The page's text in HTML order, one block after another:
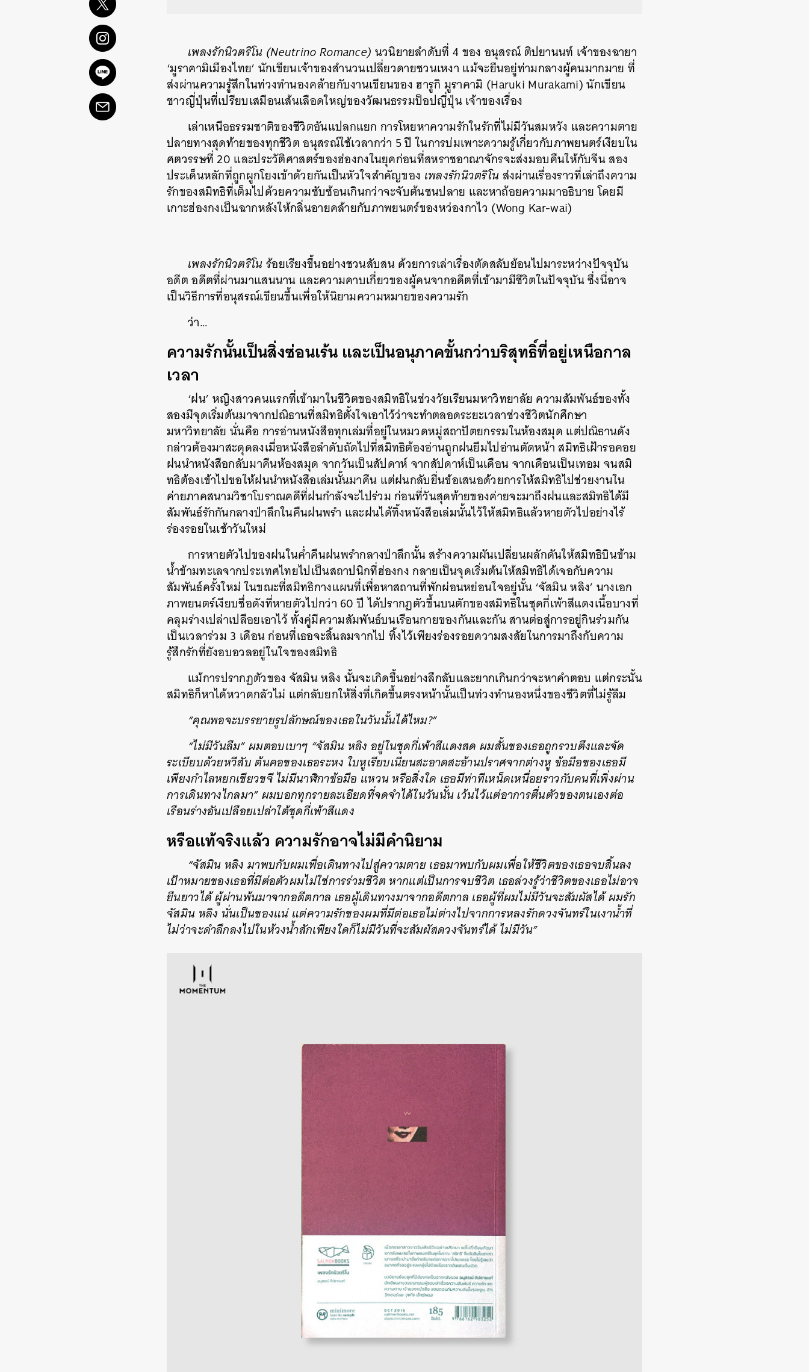
เพลงรักนิวตริโน (Neutrino Romance) นวนิยายลำดับที่ 4 ของ อนุสรณ์ ติปยานนท์ เจ้าของฉายา
‘มูราคามิเมืองไทย’ นักเขียนเจ้าของสำนวนเปลี่ยวดายชวนเหงา แม้จะยืนอยู่ท่ามกลางผู้คนมากมาย ที่
ส่งผ่านความรู้สึกในท่วงทำนองคล้ายกับงานเขียนของ ฮารูกิ มูราคามิ (Haruki Murakami) นักเขียน
ชาวญี่ปุ่นที่เปรียบเสมือนเส้นเลือดใหญ่ของวัฒนธรรมป็อปญี่ปุ่น เจ้าของเรื่อง
เล่าเหนือธรรมชาติของชีวิตอันแปลกแยก การโหยหาความรักในรักที่ไม่มีวันสมหวัง และความตาย
ปลายทางสุดท้ายของทุกชีวิต อนุสรณ์ใช้เวลากว่า 5 ปี ในการบ่มเพาะความรู้เกี่ยวกับภาพยนตร์เงียบใน
ศตวรรษที่ 20 และประวัติศาสตร์ของฮ่องกงในยุคก่อนที่สหราชอาณาจักรจะส่งมอบคืนให้กับจีน สอง
ประเด็นหลักที่ถูกผูกโยงเข้าด้วยกันเป็นหัวใจสำคัญของ เพลงรักนิวตริโนส่งผ่านเรื่องราวที่เล่าถึงความ
รักของสมิทธิที่เต็มไปด้วยความซับซ้อนเกินกว่าจะจับต้นชนปลาย และหาถ้อยความมาอธิบาย โดยมี
เกาะฮ่องกงเป็นฉากหลังให้กลิ่นอายคล้ายกับภาพยนตร์ของหว่องกาไว (Wong Kar-wai)
เพลงรักนิวตริโนร้อยเรียงขึ้นอย่างชวนสับสน ด้วยการเล่าเรื่องตัดสลับย้อนไปมาระหว่างปัจจุบัน
อดีต อดีตที่ผ่านมาแสนนาน และความคาบเกี่ยวของผู้คนจากอดีตที่เข้ามามีชีวิตในปัจจุบัน ซึ่งนี่อาจ
เป็นวิธีการที่อนุสรณ์เขียนขึ้นเพื่อให้นิยามความหมายของความรัก
ว่า…
ความรักนั้นเป็นสิ่งซ่อนเร้น และเป็นอนุภาคขั้นกว่าบริสุทธิ์ที่อยู่เหนือกาล
เวลา
‘ฝน’ หญิงสาวคนแรกที่เข้ามาในชีวิตของสมิทธิในช่วงวัยเรียนมหาวิทยาลัย ความสัมพันธ์ของทั้ง
สองมีจุดเริ่มต้นมาจากปณิธานที่สมิทธิตั้งใจเอาไว้ว่าจะทำตลอดระยะเวลาช่วงชีวิตนักศึกษา
มหาวิทยาลัย นั่นคือ การอ่านหนังสือทุกเล่มที่อยู่ในหมวดหมู่สถาปัตยกรรมในห้องสมุด แต่ปณิธานดัง
กล่าวต้องมาสะดุดลงเมื่อหนังสือลำดับถัดไปที่สมิทธิต้องอ่านถูกฝนยืมไปอ่านตัดหน้า สมิทธิเฝ้ารอคอย
ฝนนำหนังสือกลับมาคืนห้องสมุด จากวันเป็นสัปดาห์ จากสัปดาห์เป็นเดือน จากเดือนเป็นเทอม จนสมิ
ทธิต้องเข้าไปขอให้ฝนนำหนังสือเล่มนั้นมาคืน แต่ฝนกลับยื่นข้อเสนอด้วยการให้สมิทธิไปช่วยงานใน
ค่ายภาคสนามวิชาโบราณคดีที่ฝนกำลังจะไปร่วม ก่อนที่วันสุดท้ายของค่ายจะมาถึงฝนและสมิทธิได้มี
สัมพันธ์รักกันกลางป่าลึกในคืนฝนพรำ และฝนได้ทิ้งหนังสือเล่มนั้นไว้ให้สมิทธิแล้วหายตัวไปอย่างไร้
ร่องรอยในเช้าวันใหม่
การหายตัวไปของฝนในค่ำคืนฝนพรำกลางป่าลึกนั้น สร้างความผันเปลี่ยนผลักดันให้สมิทธิบินข้าม
น้ำข้ามทะเลจากประเทศไทยไปเป็นสถาปนิกที่ฮ่องกง กลายเป็นจุดเริ่มต้นให้สมิทธิได้เจอกับความ
สัมพันธ์ครั้งใหม่ ในขณะที่สมิทธิกางแผนที่เพื่อหาสถานที่พักผ่อนหย่อนใจอยู่นั้น ‘จัสมิน หลิง’ นางเอก
ภาพยนตร์เงียบชื่อดังที่หายตัวไปกว่า 60 ปี ได้ปรากฏตัวขึ้นบนตักของสมิทธิในชุดกี่เพ้าสีแดงเนื้อบางที่
คลุมร่างเปล่าเปลือยเอาไว้ ทั้งคู่มีความสัมพันธ์บนเรือนกายของกันและกัน สานต่อสู่การอยู่กินร่วมกัน
เป็นเวลาร่วม 3 เดือน ก่อนที่เธอจะสิ้นลมจากไป ทิ้งไว้เพียงร่องรอยความสงสัยในการมาถึงกับความ
รู้สึกรักที่ยังอบอวลอยู่ในใจของสมิทธิ
แม้การปรากฏตัวของ จัสมิน หลิง นั้นจะเกิดขึ้นอย่างลึกลับและยากเกินกว่าจะหาคำตอบ แต่กระนั้น
สมิทธิก็หาได้หวาดกลัวไม่ แต่กลับยกให้สิ่งที่เกิดขึ้นตรงหน้านั้นเป็นท่วงทำนองหนึ่งของชีวิตที่ไม่รู้ลืม
“คุณพอจะบรรยายรูปลักษณ์ของเธอในวันนั้นได้ไหม?”
“ไม่มีวันลืม” ผมตอบเบาๆ “จัสมิน หลิง อยู่ในชุดกี่เพ้าสีแดงสด ผมสั้นของเธอถูกรวบตึงและจัด
ระเบียบด้วยหวีสับ ต้นคอของเธอระหง ใบหูเรียบเนียนสะอาดสะอ้านปราศจากต่างหู ข้อมือของเธอมี
เพียงกำไลหยกเขียวขจี ไม่มีนาฬิกาข้อมือ แหวน หรือสิ่งใด เธอมีท่าทีเหน็ดเหนื่อยราวกับคนที่เพิ่งผ่าน
การเดินทางไกลมา” ผมบอกทุกรายละเอียดที่จดจำได้ในวันนั้น เว้นไว้แต่อาการตื่นตัวของตนเองต่อ
เรือนร่างอันเปลือยเปล่าใต้ชุดกี่เพ้าสีแดง
หรือแท้จริงแล้ว ความรักอาจไม่มีคำนิยาม
“จัสมิน หลิง มาพบกับผมเพื่อเดินทางไปสู่ความตาย เธอมาพบกับผมเพื่อให้ชีวิตของเธอจบสิ้นลง
เป้าหมายของเธอที่มีต่อตัวผมไม่ใช่การร่วมชีวิต หากแต่เป็นการจบชีวิต เธอล่วงรู้ว่าชีวิตของเธอไม่อาจ
ยืนยาวได้ ผู้ผ่านพ้นมาจากอดีตกาล เธอผู้เดินทางมาจากอดีตกาล เธอผู้ที่ผมไม่มีวันจะสัมผัสได้ ผมรัก
จัสมิน หลิง นั่นเป็นของแน่ แต่ความรักของผมที่มีต่อเธอไม่ต่างไปจากการหลงรักดวงจันทร์ในเงาน้ำที่
ไม่ว่าจะดำลึกลงไปในห้วงน้ำสักเพียงใดก็ไม่มีวันที่จะสัมผัสดวงจันทร์ได้ ไม่มีวัน”
ค้นหา
SHARE TWEET LINE EMAIL